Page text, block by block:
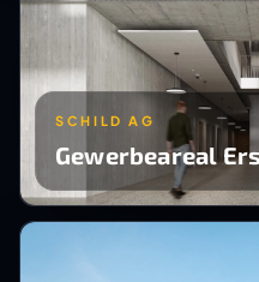
SCHILD AG
Gewerbeareal